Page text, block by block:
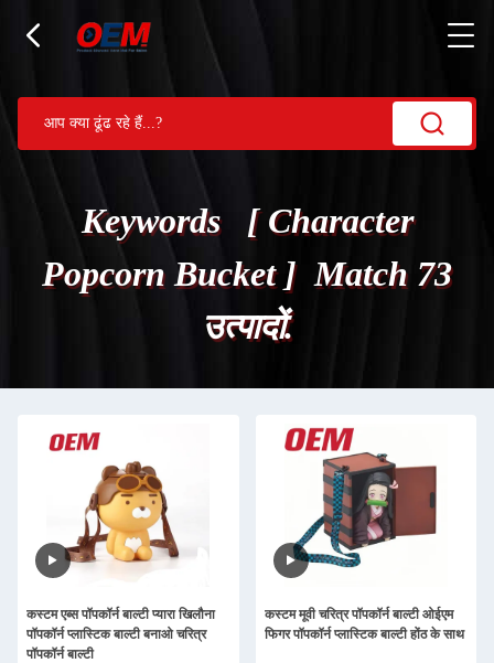
Keywords [ Character
Popcorn Bucket ] Match 73
उत्पादों.
कस्टम एब्स पॉपकॉर्न बाल्टी प्यारा खिलौना
पॉपकॉर्न प्लास्टिक बाल्टी बनाओ चरित्र
पॉपकॉर्न बाल्टी
कस्टम मूवी चरित्र पॉपकॉर्न बाल्टी ओईएम
फिगर पॉपकॉर्न प्लास्टिक बाल्टी होंठ के साथ